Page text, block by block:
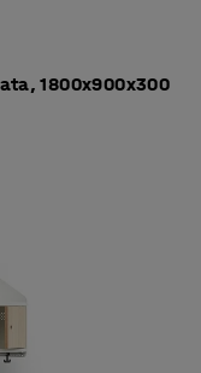
1800x900x300